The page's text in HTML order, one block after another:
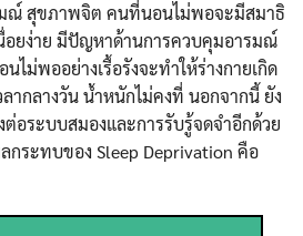
ณ์ สุขภาพจิต คนที่นอนไม่พอจะมีสมาธิ
อยง่าย มีปัญหาด้านการควบคุมอารมณ์
ไม่พออย่างเรื้อรังจะทำให้ร่างกายเกิด
ลากลางวัน น้ำหนักไม่คงที่ นอกจากนี้ ยัง
อระบบสมองและการรับรู้จดจำอีกด้วย
ลกระทบของ Sleep Deprivation คือ